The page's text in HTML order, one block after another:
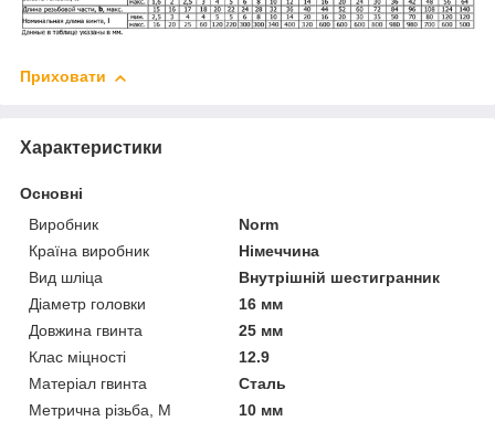
Приховати
Характеристики
Основні
Виробник
Norm
Країна виробник
Німеччина
Вид шліца
Внутрішній шестигранник
Діаметр головки
16 мм
Довжина гвинта
25 мм
Клас міцності
12.9
Матеріал гвинта
Сталь
Метрична різьба, М
10 мм